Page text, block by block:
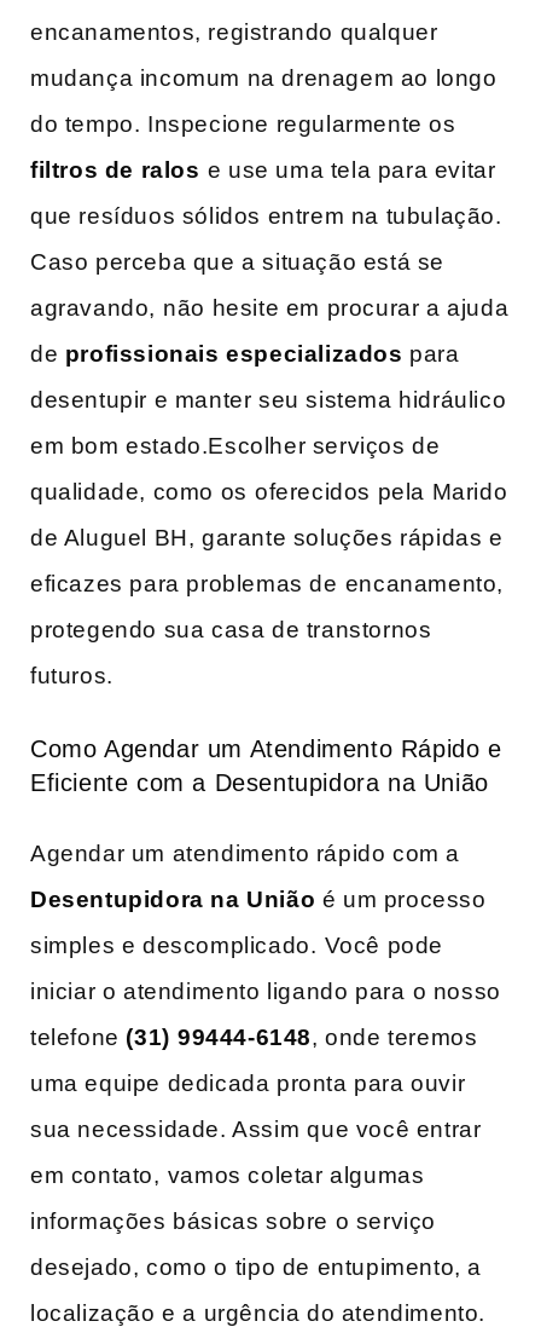
encanamentos, registrando qualquer
mudança incomum na drenagem ao‍ longo
do tempo. Inspecione ​regularmente os ⁤
filtros de ralos ⁤e‌ use uma tela para evitar
que resíduos sólidos​ entrem na tubulação.
Caso perceba que a situação está se
agravando,⁣ não‌ hesite em procurar a ajuda
de profissionais especializados para
desentupir e manter seu sistema hidráulico
em bom estado.Escolher serviços ​de
qualidade, como os ⁢oferecidos pela Marido
​de Aluguel BH, garante ‌soluções rápidas e
eficazes para problemas de⁤ encanamento,
protegendo ‌sua casa de transtornos⁢
futuros.
Como Agendar um Atendimento Rápido e​
Eficiente com a Desentupidora na União
Agendar um atendimento rápido com a
Desentupidora na União é um processo
simples e‌ descomplicado. ⁤Você pode
iniciar o atendimento ligando para⁣ o nosso
telefone (31)⁤ 99444-6148, onde teremos⁣
uma equipe dedicada pronta para ouvir
sua necessidade. Assim ⁤que você entrar ​
em contato, ⁣vamos coletar algumas
informações básicas sobre o serviço
desejado, como o ⁢tipo de entupimento, a ​
localização e ​a urgência do atendimento.